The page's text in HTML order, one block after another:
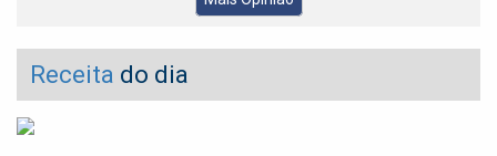
Receita do dia